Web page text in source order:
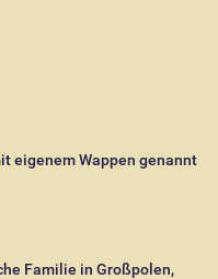
eigenem Wappen genannt
Familie in Großpolen,